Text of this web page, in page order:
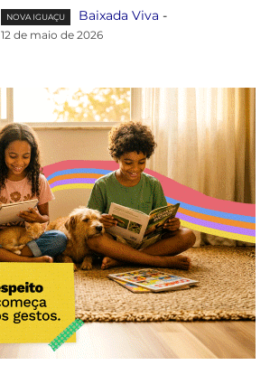
NOVA IGUAÇU Baixada Viva -
12 de maio de 2026